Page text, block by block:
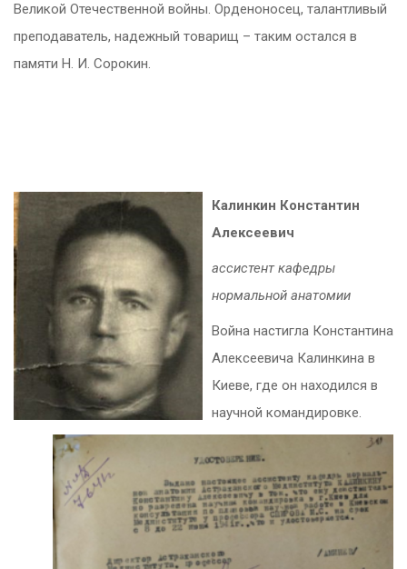
Великой Отечественной войны. Орденоносец, талантливый
преподаватель, надежный товарищ – таким остался в
памяти Н. И. Сорокин.
Калинкин Константин
Алексеевич
ассистент кафедры
нормальной анатомии
Война настигла Константина
Алексеевича Калинкина в
Киеве, где он находился в
научной командировке.